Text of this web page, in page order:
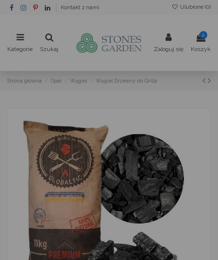
Kontakt z nami Ulubione (0)
Kategorie Szukaj Zaloguj się
0
Koszyk
Strona główna Opał Węgiel Węgiel Drzewny do Grilla